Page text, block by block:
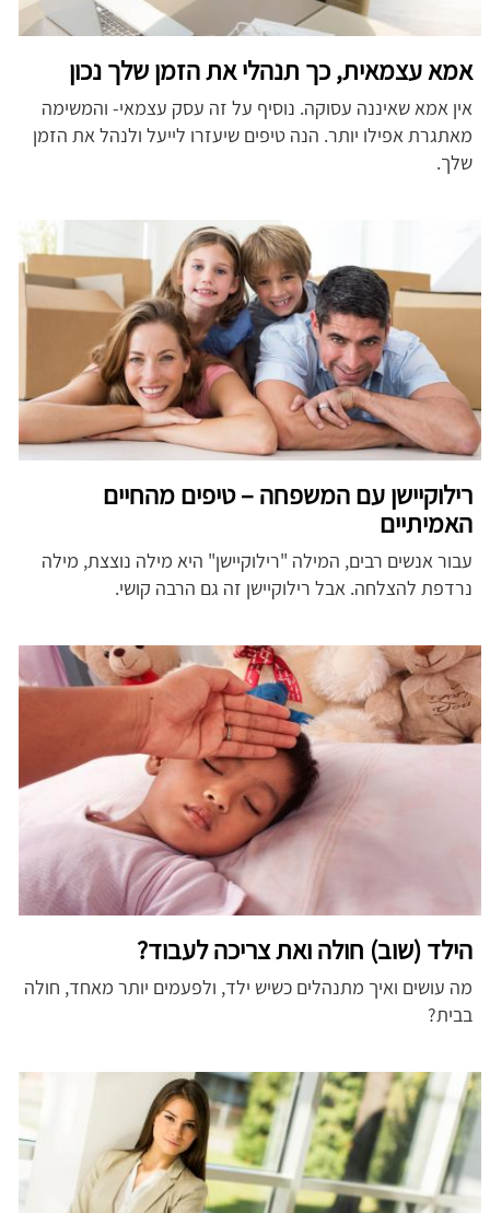
אמא עצמאית, כך תנהלי את הזמן שלך נכון
אין אמא שאיננה עסוקה. נוסיף על זה עסק עצמאי- והמשימה
מאתגרת אפילו יותר. הנה טיפים שיעזרו לייעל ולנהל את הזמן
שלך.
רילוקיישן עם המשפחה – טיפים מהחיים
האמיתיים
עבור אנשים רבים, המילה "רילוקיישן" היא מילה נוצצת, מילה
נרדפת להצלחה. אבל רילוקיישן זה גם הרבה קושי.
הילד (שוב) חולה ואת צריכה לעבוד?
מה עושים ואיך מתנהלים כשיש ילד, ולפעמים יותר מאחד, חולה
בבית?